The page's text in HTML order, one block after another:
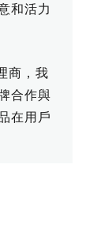
和活力
商，我
合作與
在用戶